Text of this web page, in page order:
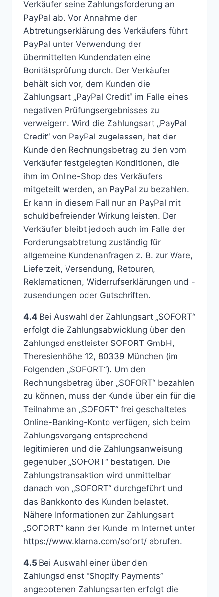
Verkäufer seine Zahlungsforderung an
PayPal ab. Vor Annahme der
Abtretungserklärung des Verkäufers führt
PayPal unter Verwendung der
übermittelten Kundendaten eine
Bonitätsprüfung durch. Der Verkäufer
behält sich vor, dem Kunden die
Zahlungsart „PayPal Credit“ im Falle eines
negativen Prüfungsergebnisses zu
verweigern. Wird die Zahlungsart „PayPal
Credit“ von PayPal zugelassen, hat der
Kunde den Rechnungsbetrag zu den vom
Verkäufer festgelegten Konditionen, die
ihm im Online-Shop des Verkäufers
mitgeteilt werden, an PayPal zu bezahlen.
Er kann in diesem Fall nur an PayPal mit
schuldbefreiender Wirkung leisten. Der
Verkäufer bleibt jedoch auch im Falle der
Forderungsabtretung zuständig für
allgemeine Kundenanfragen z. B. zur Ware,
Lieferzeit, Versendung, Retouren,
Reklamationen, Widerrufserklärungen und -
zusendungen oder Gutschriften.
4.4 Bei Auswahl der Zahlungsart „SOFORT“
erfolgt die Zahlungsabwicklung über den
Zahlungsdienstleister SOFORT GmbH,
Theresienhöhe 12, 80339 München (im
Folgenden „SOFORT“). Um den
Rechnungsbetrag über „SOFORT“ bezahlen
zu können, muss der Kunde über ein für die
Teilnahme an „SOFORT“ frei geschaltetes
Online-Banking-Konto verfügen, sich beim
Zahlungsvorgang entsprechend
legitimieren und die Zahlungsanweisung
gegenüber „SOFORT“ bestätigen. Die
Zahlungstransaktion wird unmittelbar
danach von „SOFORT“ durchgeführt und
das Bankkonto des Kunden belastet.
Nähere Informationen zur Zahlungsart
„SOFORT“ kann der Kunde im Internet unter
https://www.klarna.com/sofort/ abrufen.
4.5 Bei Auswahl einer über den
Zahlungsdienst “Shopify Payments”
angebotenen Zahlungsarten erfolgt die